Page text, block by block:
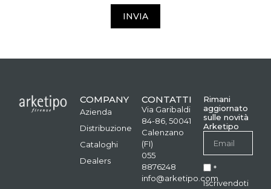
INVIA
COMPANY
Azienda
Distribuzione
Cataloghi
Dealers
CONTATTI
Via Garibaldi
84-86, 50041
Calenzano
(FI)
055
8876248
info@arketipo.com
Rimani
aggiornato
sulle novità
Arketipo
*
Iscrivendoti